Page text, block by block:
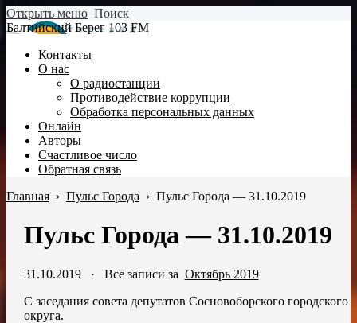
Открыть меню Поиск
Балтийский Берег 103 FM
Контакты
О нас
О радиостанции
Противодействие коррупции
Обработка персональных данных
Онлайн
Авторы
Счастливое число
Обратная связь
Главная › Пульс Города › Пульс Города — 31.10.2019
Пульс Города — 31.10.2019
31.10.2019· Все записи за Октябрь 2019
С заседания совета депутатов Сосновоборского городского
округа.